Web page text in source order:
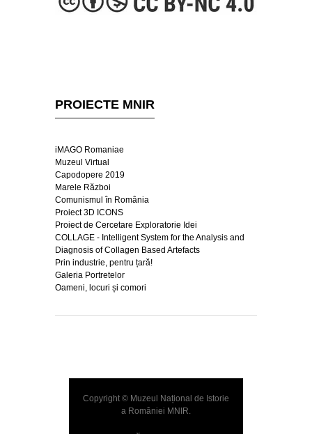
PROIECTE MNIR
iMAGO Romaniae
Muzeul Virtual
Capodopere 2019
Marele Război
Comunismul în România
Proiect 3D ICONS
Proiect de Cercetare Exploratorie Idei
COLLAGE - Intelligent System for the Analysis and
Diagnosis of Collagen Based Artefacts
Prin industrie, pentru țară!
Galeria Portretelor
Oameni, locuri și comori
Copyright © Muzeul Național de Istorie
a României MNIR.